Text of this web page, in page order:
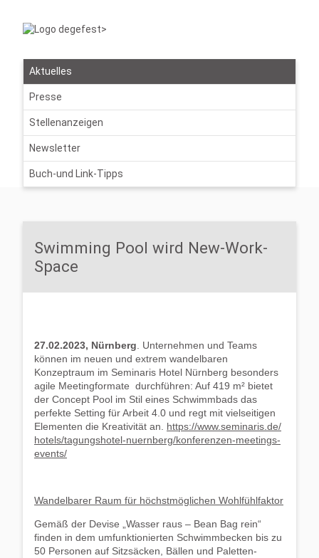
Aktuelles
Presse
Stellenanzeigen
Newsletter
Buch-und Link-Tipps
Swimming Pool wird New-Work-
Space
27.02.2023, Nürnberg . Unternehmen und Teams
können im neuen und extrem wandelbaren
Konzeptraum im Seminaris Hotel Nürnberg besonders
agile Meetingformate durchführen: Auf 419 m² bietet
der Concept Pool im Stil eines Schwimmbads das
perfekte Setting für Arbeit 4.0 und regt mit vielseitigen
Elementen die Kreativität an. https://www.seminaris.de/
hotels/tagungshotel-nuernberg/konferenzen-meetings-
events/
Wandelbarer Raum für höchstmöglichen Wohlfühlfaktor
Gemäß der Devise „Wasser raus – Bean Bag rein“
finden in dem umfunktionierten Schwimmbecken bis zu
50 Personen auf Sitzsäcken, Bällen und Paletten-